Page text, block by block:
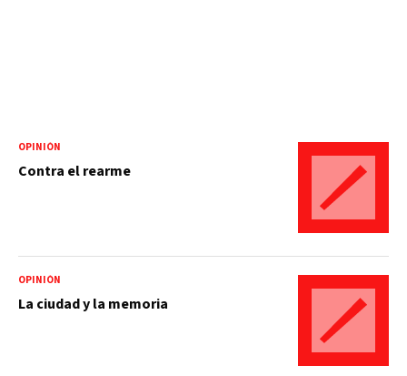
OPINIÓN
Contra el rearme
OPINIÓN
La ciudad y la memoria